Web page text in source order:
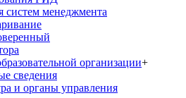
систем менеджмента
организации+
сведения
и органы управления